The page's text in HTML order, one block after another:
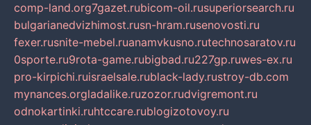
comp-land.org7gazet.rubicom-oil.rusuperiorsearch.ru
bulgarianedvizhimost.rusn-hram.rusenovosti.ru
fexer.rusnite-mebel.ruanamvkusno.rutechnosaratov.ru
0sporte.ru9rota-game.rubigbad.ru227gp.ruwes-ex.ru
pro-kirpichi.ruisraelsale.rublack-lady.rustroy-db.com
mynances.orgladalike.ruzozor.rudvigremont.ru
odnokartinki.ruhtccare.rublogizotovoy.ru